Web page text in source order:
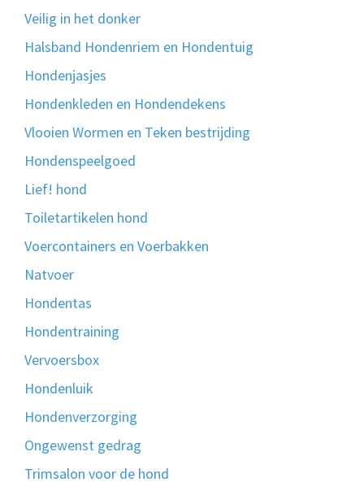
Veilig in het donker
Halsband Hondenriem en Hondentuig
Hondenjasjes
Hondenkleden en Hondendekens
Vlooien Wormen en Teken bestrijding
Hondenspeelgoed
Lief! hond
Toiletartikelen hond
Voercontainers en Voerbakken
Natvoer
Hondentas
Hondentraining
Vervoersbox
Hondenluik
Hondenverzorging
Ongewenst gedrag
Trimsalon voor de hond